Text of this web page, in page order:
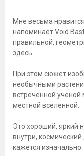
Мне весьма
напоминает Void
правильной,
здесь.
При этом сюжет
необычными
встреченной ученой
местной вселенной.
Это хороший, яркий
внутри,
кажется изначально.